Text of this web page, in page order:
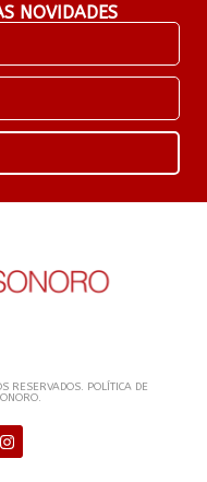
NOVIDADES
RESERVADOS. POLÍTICA DE